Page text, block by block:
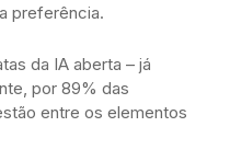
preferência.
da IA aberta – já
por 89% das
entre os elementos